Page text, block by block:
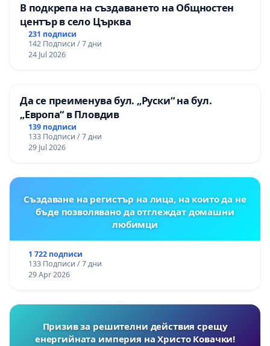
В подкрепа на създаването на Общностен
център в село Църква
231 подписи
142 Подписи / 7 дни
24 Jul 2026
Да се преименува бул. „Руски“ на бул.
„Европа“ в Пловдив
139 подписи
133 Подписи / 7 дни
29 Jul 2026
Създаване на регистър на лица, на които да не
бъде позволявано да отглеждат домашни
любимци
1 722 подписи
133 Подписи / 7 дни
29 Apr 2026
Призив за решителни действия срещу
енергийната империя на Христо Ковачки!